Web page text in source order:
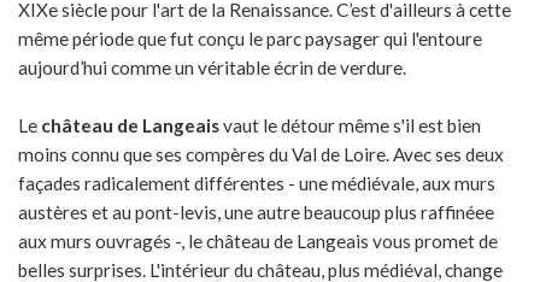
XIXe siècle pour l'art de la Renaissance. C’est d'ailleurs à cette
même période que fut conçu le parc paysager qui l'entoure
aujourd’hui comme un véritable écrin de verdure.
Le château de Langeaisvaut le détour même s'il est bien
moins connu que ses compères du Val de Loire. Avec ses deux
façades radicalement différentes - une médiévale, aux murs
austères et au pont-levis, une autre beaucoup plus raffinéee
aux murs ouvragés -, le château de Langeais vous promet de
belles surprises. L'intérieur du château, plus médiéval, change